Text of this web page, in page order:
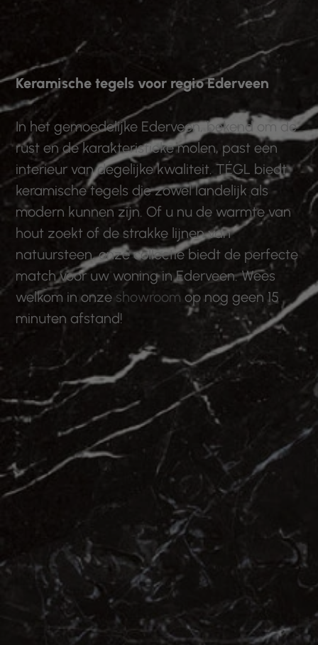
Keramische tegels voor regio Ederveen
In het gemoedelijke Ederveen, bekend om de
rust en de karakteristieke molen, past een
interieur van degelijke kwaliteit. TÉGL biedt
keramische tegels die zowel landelijk als
modern kunnen zijn. Of u nu de warmte van
hout zoekt of de strakke lijnen van
natuursteen, onze collectie biedt de perfecte
match voor uw woning in Ederveen. Wees
welkom in onze showroom op nog geen 15
minuten afstand!